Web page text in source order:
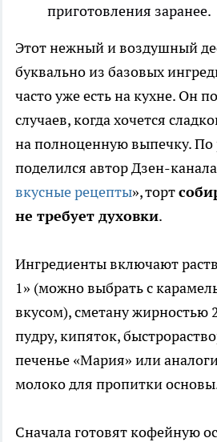
приготовления заранее.
Этот нежный и воздушный
буквально из базовых
часто уже есть на кухне. Он
случаев, когда хочется
на полноценную выпечку. По
поделился автор Дзен-
вкусные рецепты», торт
не требует духовки.
Ингредиенты включают
1» (можно выбрать с
вкусом), сметану жирностью
пудру, кипяток,
печенье «Мария» или
молоко для пропитки
Сначала готовят кофейную